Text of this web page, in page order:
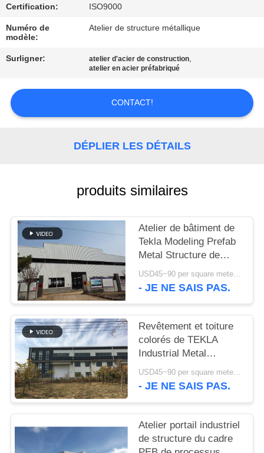
VISITE
DE
L'USINE
CONTRÔLE
QUALITÉ
NOUVELLES
CAS
PLAN
DU
SITE
POLITIQUE
DE
CONFIDENTIALITÉ
Certification: ISO9000
Numéro de
modèle:
Atelier de structure métallique
Surligner: atelier d'acier de construction,
atelier en acier préfabriqué
CONTACT!
DÉPLIER LES DÉTAILS
produits similaires
Atelier de bâtiment de
Tekla Modeling Prefab
Metal Structure de
haute résistance
USD45~90 per square meter MOQ:1000 mètres carrés
- JE NE SAIS PAS.
Revêtement et toiture
colorés de TEKLA
Industrial Metal
Workshop Building
USD45~90 per square meter MOQ:1000 mètres carrés
- JE NE SAIS PAS.
Atelier portail industriel
de structure du cadre